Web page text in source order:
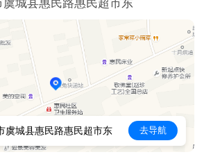
过后综合薪资 4500 - 8000 元，由
作餐及节日福利。
投身电动车配件销售领域，具备良
的人士加入。我们将为您提供广阔
虞城县惠民路惠民超市东 去导航